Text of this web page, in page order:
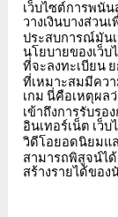
เว็บไซต์การพนั
วางเงินบางส่วนเ
ประสบการณ์มัน
นโยบายของเว็
ที่จะลงทะเบียน
ที่เหมาะสมมีควา
เกม นี่คือเหตุผล
เข้าถึงการรับร
อินเทอร์เน็ต เว็บ
วิดีโอยอดนิยมแ
สามารถพิสูจน์ไ
สร้างรายได้ขอ